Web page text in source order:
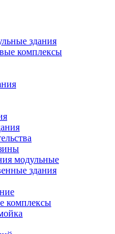
здания
комплексы
модульные
здания
комплексы